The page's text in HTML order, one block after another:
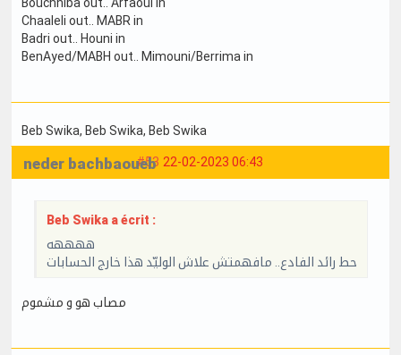
Chaaleli out.. MABR in
Badri out.. Houni in
BenAyed/MABH out.. Mimouni/Berrima in
Beb Swika, Beb Swika, Beb Swika
#53 22-02-2023 06:43
neder bachbaoueb
Beb Swika a écrit :
ههههه
حط رائد الفادع.. مافهمتش علاش الوليّد هذا خارج الحسابات
مصاب هو و مشموم